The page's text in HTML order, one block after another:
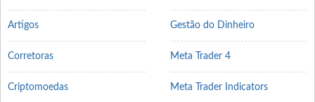
Artigos
Corretoras
Criptomoedas
Gestão do Dinheiro
Meta Trader 4
Meta Trader Indicators